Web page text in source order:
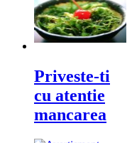
Priveste-ti
cu atentie
mancarea